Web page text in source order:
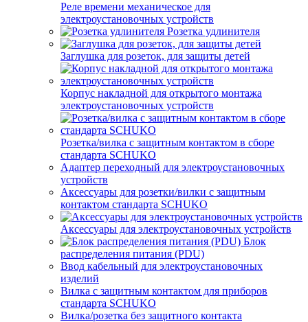
Реле времени механическое для
электроустановочных устройств
Розетка удлинителя
Заглушка для розеток, для защиты детей
Корпус накладной для открытого монтажа
электроустановочных устройств
Розетка/вилка с защитным контактом в сборе
стандарта SCHUKO
Адаптер переходный для электроустановочных
устройств
Аксессуары для розетки/вилки с защитным
контактом стандарта SCHUKO
Аксессуары для электроустановочных устройств
Блок
распределения питания (PDU)
Ввод кабельный для электроустановочных
изделий
Вилка с защитным контактом для приборов
стандарта SCHUKO
Вилка/розетка без защитного контакта